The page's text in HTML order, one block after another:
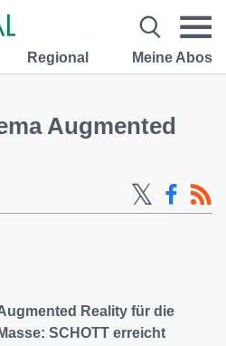
Regional Meine Abos
Augmented
Reality für die
Masse: SCHOTT erreicht